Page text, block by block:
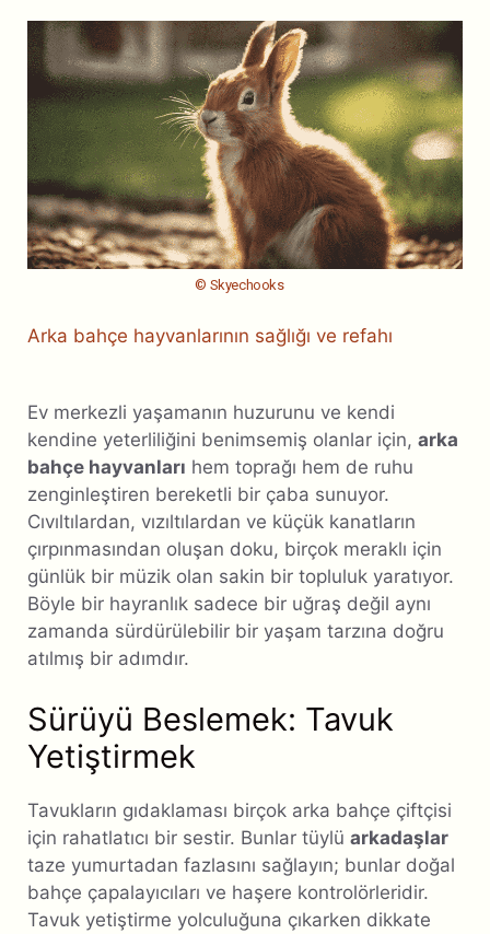
© Skyechooks
Arka bahçe hayvanlarının sağlığı ve refahı
Ev merkezli yaşamanın huzurunu ve kendi
kendine yeterliliğini benimsemiş olanlar için, arka
bahçe hayvanları hem toprağı hem de ruhu
zenginleştiren bereketli bir çaba sunuyor.
Cıvıltılardan, vızıltılardan ve küçük kanatların
çırpınmasından oluşan doku, birçok meraklı için
günlük bir müzik olan sakin bir topluluk yaratıyor.
Böyle bir hayranlık sadece bir uğraş değil aynı
zamanda sürdürülebilir bir yaşam tarzına doğru
atılmış bir adımdır.
Sürüyü Beslemek: Tavuk
Yetiştirmek
Tavukların gıdaklaması birçok arka bahçe çiftçisi
için rahatlatıcı bir sestir. Bunlar tüylü arkadaşlar
taze yumurtadan fazlasını sağlayın; bunlar doğal
bahçe çapalayıcıları ve haşere kontrolörleridir.
Tavuk yetiştirme yolculuğuna çıkarken dikkate